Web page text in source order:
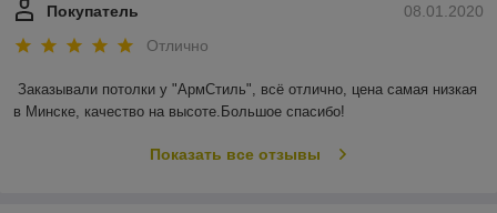
08.01.2020
Покупатель
Отлично
Заказывали потолки у "АрмСтиль", всё отлично, цена самая низкая
в Минске, качество на высоте.Большое спасибо!
Показать все отзывы